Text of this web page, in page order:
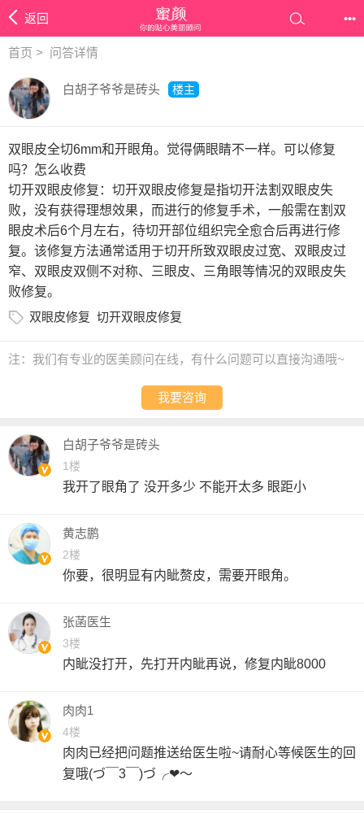
返回 •••
首页 > 问答详情
白胡子爷爷是砖头 楼主
双眼皮全切6mm和开眼角。觉得俩眼睛不一样。可以修复
吗？怎么收费
切开双眼皮修复：切开双眼皮修复是指切开法割双眼皮失
败，没有获得理想效果，而进行的修复手术，一般需在割双
眼皮术后6个月左右，待切开部位组织完全愈合后再进行修
复。该修复方法通常适用于切开所致双眼皮过宽、双眼皮过
窄、双眼皮双侧不对称、三眼皮、三角眼等情况的双眼皮失
败修复。
双眼皮修复 切开双眼皮修复
注：我们有专业的医美顾问在线，有什么问题可以直接沟通哦~
我要咨询
白胡子爷爷是砖头
1楼
我开了眼角了 没开多少 不能开太多 眼距小
黄志鹏
2楼
你要，很明显有内眦赘皮，需要开眼角。
张菡医生
3楼
内眦没打开，先打开内眦再说，修复内眦8000
肉肉1
4楼
肉肉已经把问题推送给医生啦~请耐心等候医生的回
复哦(づ￣3￣)づ╭❤～